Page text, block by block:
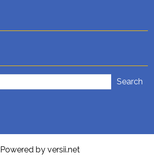
Search
Powered by versii.net